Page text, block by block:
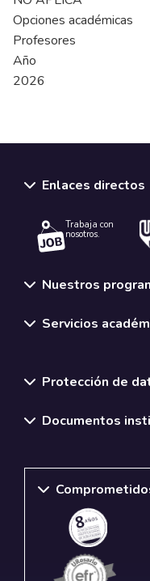
Opciones académicas
Profesores
Año
2026
Enlaces directos
Trabaja con
nosotros.
Nuestros
Servicios
Protección de
Documentos